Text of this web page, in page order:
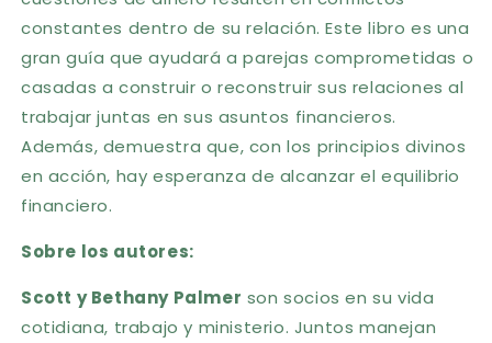
constantes dentro de su relación. Este libro es una
gran guía que ayudará a parejas comprometidas o
casadas a construir o reconstruir sus relaciones al
trabajar juntas en sus asuntos financieros.
Además, demuestra que, con los principios divinos
en acción, hay esperanza de alcanzar el equilibrio
financiero.
Sobre los autores:
Scott y Bethany Palmer son socios en su vida
cotidiana, trabajo y ministerio. Juntos manejan